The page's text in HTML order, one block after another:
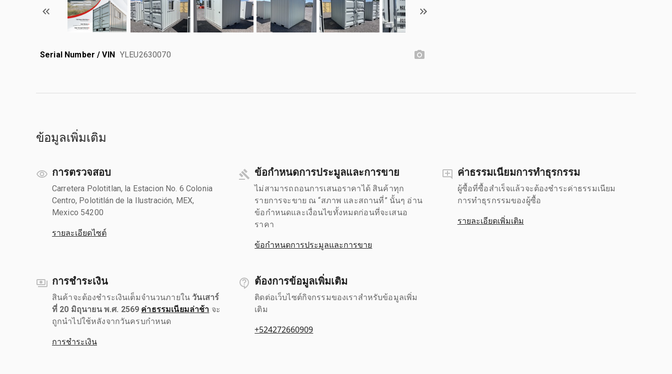
Serial Number / VIN YLEU2630070
ข้อมูลเพิ่มเติม
การตรวจสอบ
Carretera Polotitlan, la Estacion No. 6 Colonia
Centro, Polotitlán de la Ilustración, MEX,
Mexico 54200
รายละเอียดไซต์
ข้อกำหนดการประมูลและการขาย
ไม่สามารถถอนการเสนอราคาได้ สินค้าทุก
รายการจะขาย ณ “สภาพ และสถานที่” นั้นๆ อ่าน
ข้อกำหนดและเงื่อนไขทั้งหมดก่อนที่จะเสนอ
ราคา
ข้อกำหนดการประมูลและการขาย
ค่าธรรมเนียมการทำธุรกรรม
ผู้ซื้อที่ซื้อสำเร็จแล้วจะต้องชำระค่าธรรมเนียม
การทำธุรกรรมของผู้ซื้อ
รายละเอียดเพิ่มเติม
การชำระเงิน
สินค้าจะต้องชำระเงินเต็มจำนวนภายใน วันเสาร์
ที่ 20 มิถุนายน พ.ศ. 2569 ค่าธรรมเนียมล่าช้า จะ
ถูกนำไปใช้หลังจากวันครบกำหนด
การชำระเงิน
ต้องการข้อมูลเพิ่มเติม
ติดต่อเว็บไซต์กิจกรรมของเราสำหรับข้อมูลเพิ่ม
เติม
+524272660909